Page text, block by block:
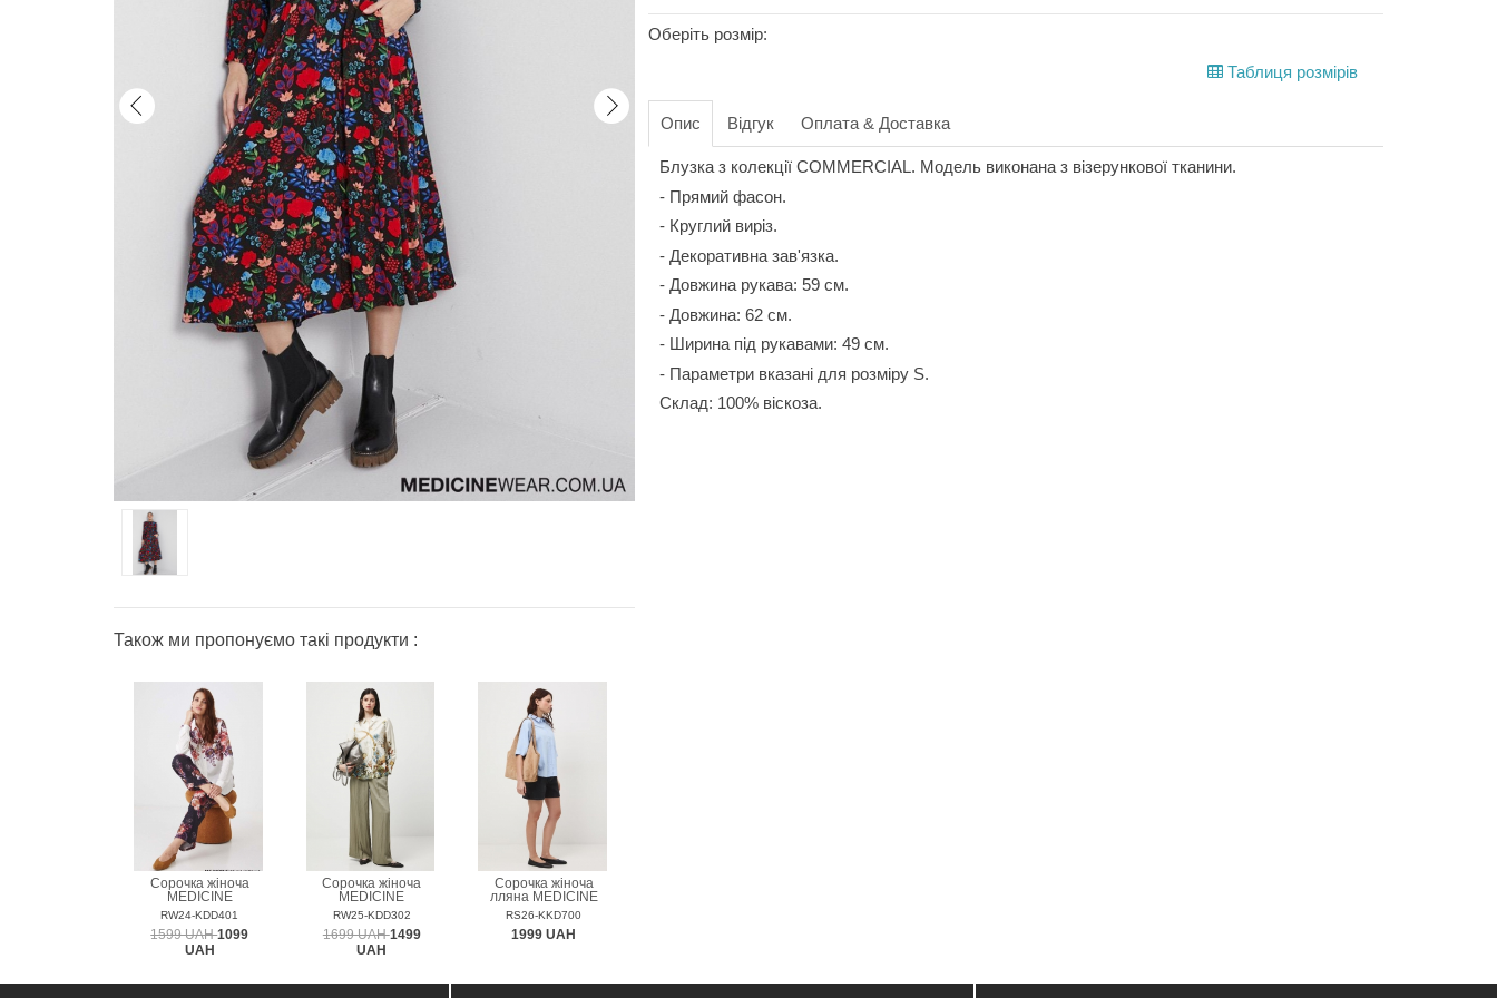
Також ми пропонуємо такі продукти :
Сорочка жіноча
MEDICINE
RW24-KDD401
1599 UAH1099
UAH
Сорочка жіноча
MEDICINE
RW25-KDD302
1699 UAH1499
UAH
Сорочка жіноча
лляна MEDICINE
RS26-KKD700
1999 UAH
Оберіть розмір:
Таблиця розмірів
Опис Відгук Оплата & Доставка
Блузка з колекції COMMERCIAL. Модель виконана з візерункової тканини.
- Прямий фасон.
- Круглий виріз.
- Декоративна зав'язка.
- Довжина рукава: 59 см.
- Довжина: 62 см.
- Ширина під рукавами: 49 см.
- Параметри вказані для розміру S.
Склад: 100% віскоза.